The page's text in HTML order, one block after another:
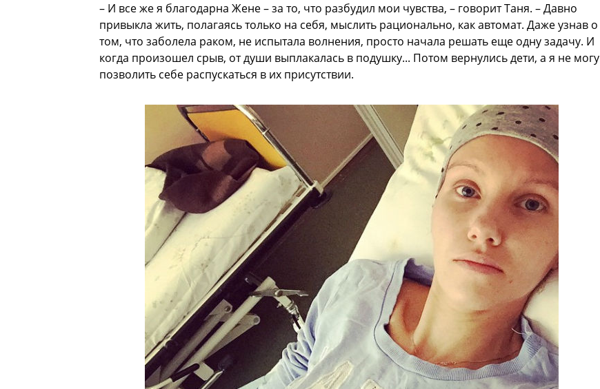
– И все же я благодарна Жене – за то, что разбудил мои чувства, – говорит Таня. – Давно
привыкла жить, полагаясь только на себя, мыслить рационально, как автомат. Даже узнав о
том, что заболела раком, не испытала волнения, просто начала решать еще одну задачу. И
когда произошел срыв, от души выплакалась в подушку... Потом вернулись дети, а я не могу
позволить себе распускаться в их присутствии.